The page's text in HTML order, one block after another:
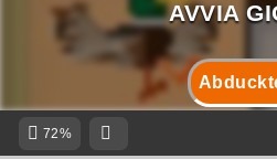
72%